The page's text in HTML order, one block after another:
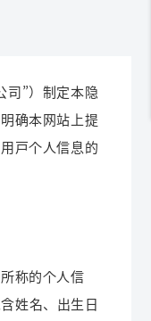
司”）制定本隐
确本网站上提
户个人信息的
称的个人信
姓名、出生日